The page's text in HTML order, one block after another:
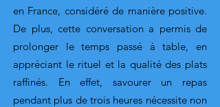
en France, considéré de manière positive.
De plus, cette conversation a permis de
prolonger le temps passé à table, en
appréciant le rituel et la qualité des plats
raffinés. En effet, savourer un repas
pendant plus de trois heures nécessite non